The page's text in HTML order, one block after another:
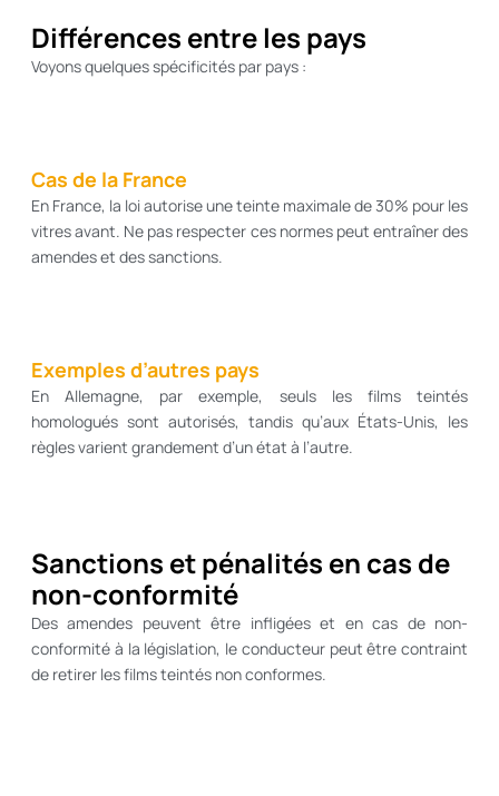
Différences entre les pays
Voyons quelques spécificités par pays :
Cas de la France
En France, la loi autorise une teinte maximale de 30% pour les
vitres avant. Ne pas respecter ces normes peut entraîner des
amendes et des sanctions.
Exemples d’autres pays
En Allemagne, par exemple, seuls les films teintés
homologués sont autorisés, tandis qu’aux États-Unis, les
règles varient grandement d’un état à l’autre.
Sanctions et pénalités en cas de
non-conformité
Des amendes peuvent être infligées et en cas de non-
conformité à la législation, le conducteur peut être contraint
de retirer les films teintés non conformes.